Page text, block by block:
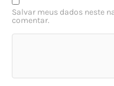
Salvar meus dados neste
comentar.